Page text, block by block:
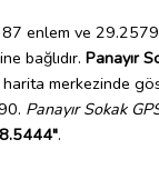
enlem ve
bağlıdır. Panayır
merkezinde
Panayır Sokak
.